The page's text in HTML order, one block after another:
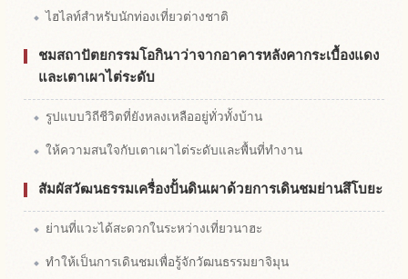
ไฮไลท์สำหรับนักท่องเที่ยวต่างชาติ
ชมสถาปัตยกรรมโอกินาว่าจากอาคารหลังคากระเบื้องแดง
และเตาเผาไต่ระดับ
รูปแบบวิถีชีวิตที่ยังหลงเหลืออยู่ทั่วทั้งบ้าน
ให้ความสนใจกับเตาเผาไต่ระดับและพื้นที่ทำงาน
สัมผัสวัฒนธรรมเครื่องปั้นดินเผาด้วยการเดินชมย่านสึโบยะ
ย่านที่แวะได้สะดวกในระหว่างเที่ยวนาฮะ
ทำให้เป็นการเดินชมเพื่อรู้จักวัฒนธรรมยาจิมุน